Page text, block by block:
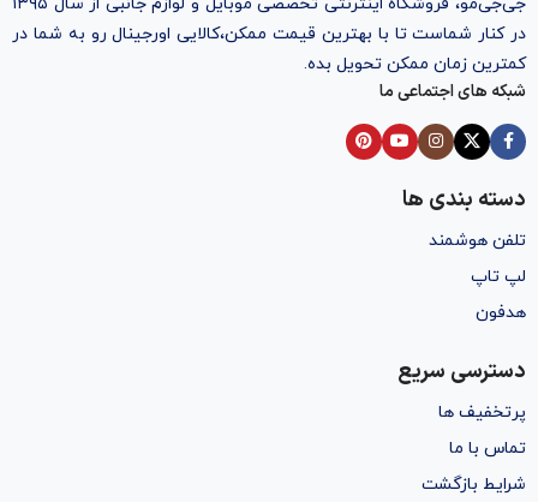
جی‌جی‌مو، فروشگاه اینترنتی تخصصی موبایل و لوازم جانبی از سال ۱۳۹۵
در کنار شماست تا با بهترین قیمت ممکن،‌کالایی اورجینال رو به شما در
کمترین زمان ممکن تحویل بده.
شبکه های اجتماعی ما
دسته بندی ها
تلفن هوشمند
لپ تاپ
هدفون
دسترسی سریع
پرتخفیف ها
تماس با ما
شرایط بازگشت